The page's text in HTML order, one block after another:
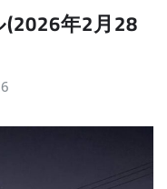
(2026年2月28